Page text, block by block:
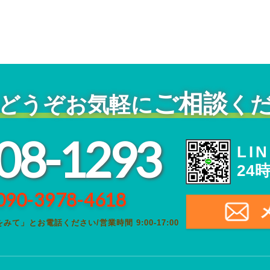
うぞお気軽にご相談く
1293
3978-4618
て」とお電話ください/営業時間 9:00-17:00
24